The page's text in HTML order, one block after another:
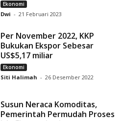
Ekonomi
Dwi - 21 Februari 2023
Per November 2022, KKP
Bukukan Ekspor Sebesar
US$5,17 miliar
Ekonomi
Siti Halimah - 26 Desember 2022
Susun Neraca Komoditas,
Pemerintah Permudah Proses